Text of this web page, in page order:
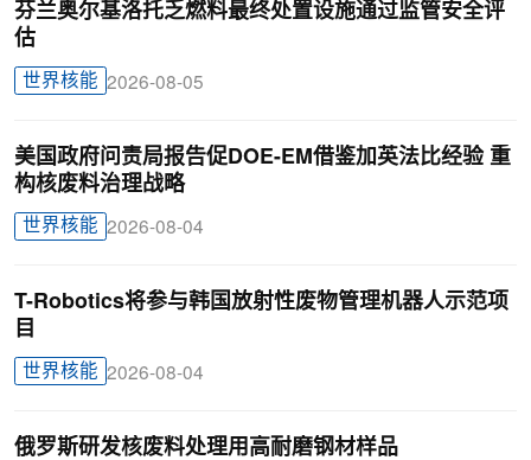
芬兰奥尔基洛托乏燃料最终处置设施通过监管安全评
估
世界核能 2026-08-05
美国政府问责局报告促DOE-EM借鉴加英法比经验 重
构核废料治理战略
世界核能 2026-08-04
T-Robotics将参与韩国放射性废物管理机器人示范项
目
世界核能 2026-08-04
俄罗斯研发核废料处理用高耐磨钢材样品